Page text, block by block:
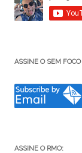
ASSINE O SEM FOCO
ASSINE O RMO: